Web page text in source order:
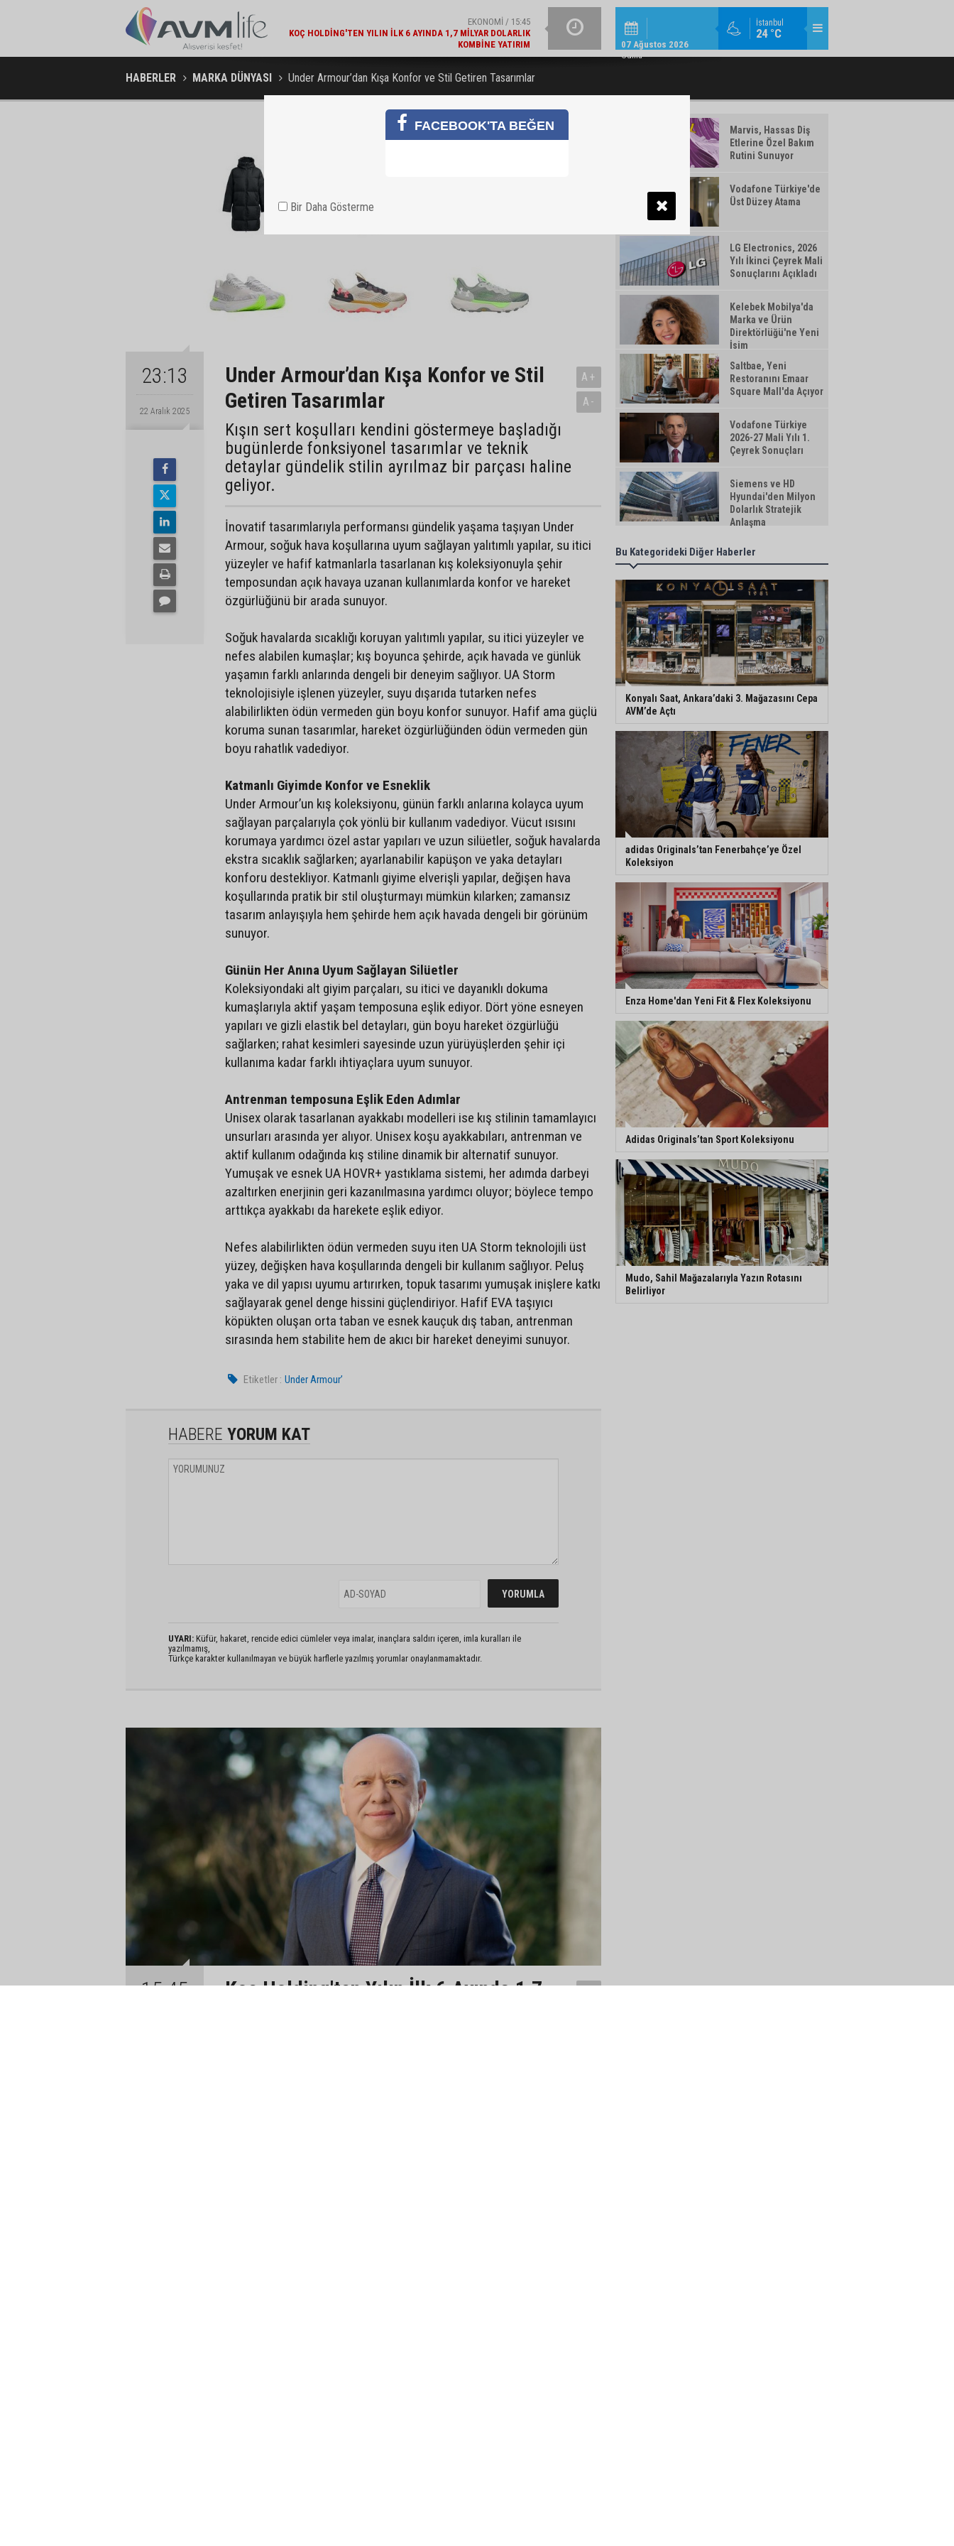
İstanbul
24 °C
07 Ağustos 2026
Cuma
GÜNCEL / 15:21
AMBALAJLI SU ÜRETICILERI DERNEĞI'NDEN 2030 UYARISI
MODA / TREND / 14:18
YAZIN IŞILTISINI TAMAMLAYAN MAKYAJ ÜRÜNLERI WATSONS
TÜRK TELEKOM’DAN YILIN İLK
HABERLER MARKA DÜNYASI Under Armour’dan Kışa Konfor ve Stil Getiren Tasarımlar
23:13
22 Aralık 2025
Under Armour’dan Kışa Konfor ve Stil
Getiren Tasarımlar
Kışın sert koşulları kendini göstermeye başladığı
bugünlerde fonksiyonel tasarımlar ve teknik
detaylar gündelik stilin ayrılmaz bir parçası haline
geliyor.
A+
A-
İnovatif tasarımlarıyla performansı gündelik yaşama taşıyan Under
Armour, soğuk hava koşullarına uyum sağlayan yalıtımlı yapılar, su itici
yüzeyler ve hafif katmanlarla tasarlanan kış koleksiyonuyla şehir
temposundan açık havaya uzanan kullanımlarda konfor ve hareket
özgürlüğünü bir arada sunuyor.
Soğuk havalarda sıcaklığı koruyan yalıtımlı yapılar, su itici yüzeyler ve
nefes alabilen kumaşlar; kış boyunca şehirde, açık havada ve günlük
yaşamın farklı anlarında dengeli bir deneyim sağlıyor. UA Storm
teknolojisiyle işlenen yüzeyler, suyu dışarıda tutarken nefes
alabilirlikten ödün vermeden gün boyu konfor sunuyor. Hafif ama güçlü
koruma sunan tasarımlar, hareket özgürlüğünden ödün vermeden gün
boyu rahatlık vadediyor.
Katmanlı Giyimde Konfor ve Esneklik
Under Armour’un kış koleksiyonu, günün farklı anlarına kolayca uyum
sağlayan parçalarıyla çok yönlü bir kullanım vadediyor. Vücut ısısını
korumaya yardımcı özel astar yapıları ve uzun silüetler, soğuk havalarda
ekstra sıcaklık sağlarken; ayarlanabilir kapüşon ve yaka detayları
konforu destekliyor. Katmanlı giyime elverişli yapılar, değişen hava
koşullarında pratik bir stil oluşturmayı mümkün kılarken; zamansız
tasarım anlayışıyla hem şehirde hem açık havada dengeli bir görünüm
sunuyor.
Günün Her Anına Uyum Sağlayan Silüetler
Koleksiyondaki alt giyim parçaları, su itici ve dayanıklı dokuma
kumaşlarıyla aktif yaşam temposuna eşlik ediyor. Dört yöne esneyen
yapıları ve gizli elastik bel detayları, gün boyu hareket özgürlüğü
sağlarken; rahat kesimleri sayesinde uzun yürüyüşlerden şehir içi
kullanıma kadar farklı ihtiyaçlara uyum sunuyor.
Antrenman temposuna Eşlik Eden Adımlar
Unisex olarak tasarlanan ayakkabı modelleri ise kış stilinin tamamlayıcı
unsurları arasında yer alıyor. Unisex koşu ayakkabıları, antrenman ve
aktif kullanım odağında kış stiline dinamik bir alternatif sunuyor.
Yumuşak ve esnek UA HOVR+ yastıklama sistemi, her adımda darbeyi
azaltırken enerjinin geri kazanılmasına yardımcı oluyor; böylece tempo
arttıkça ayakkabı da harekete eşlik ediyor.
Nefes alabilirlikten ödün vermeden suyu iten UA Storm teknolojili üst
yüzey, değişken hava koşullarında dengeli bir kullanım sağlıyor. Peluş
yaka ve dil yapısı uyumu artırırken, topuk tasarımı yumuşak inişlere katkı
sağlayarak genel denge hissini güçlendiriyor. Hafif EVA taşıyıcı
köpükten oluşan orta taban ve esnek kauçuk dış taban, antrenman
sırasında hem stabilite hem de akıcı bir hareket deneyimi sunuyor.
Etiketler : Under Armour’
HABERE YORUM KAT
UYARI: Küfür, hakaret, rencide edici cümleler veya imalar, inançlara saldırı içeren, imla kuralları ile
yazılmamış,
Türkçe karakter kullanılmayan ve büyük harflerle yazılmış yorumlar onaylanmamaktadır.
15:45
Koç Holding'ten Yılın İlk 6 Ayında 1,7
Marvis, Hassas Diş
Etlerine Özel Bakım
Rutini Sunuyor
Vodafone Türkiye'de
Üst Düzey Atama
LG Electronics, 2026
Yılı İkinci Çeyrek Mali
Sonuçlarını Açıkladı
Kelebek Mobilya'da
Marka ve Ürün
Direktörlüğü'ne Yeni
İsim
Saltbae, Yeni
Restoranını Emaar
Square Mall'da Açıyor
Vodafone Türkiye
2026-27 Mali Yılı 1.
Çeyrek Sonuçları
Siemens ve HD
Hyundai'den Milyon
Dolarlık Stratejik
Anlaşma
Bu Kategorideki Diğer Haberler
Konyalı Saat, Ankara’daki 3. Mağazasını Cepa
AVM’de Açtı
adidas Originals’tan Fenerbahçe’ye Özel
Koleksiyon
Enza Home'dan Yeni Fit & Flex Koleksiyonu
Adidas Originals’tan Sport Koleksiyonu
Mudo, Sahil Mağazalarıyla Yazın Rotasını
Belirliyor
FACEBOOK'TA BEĞEN
Bir Daha Gösterme